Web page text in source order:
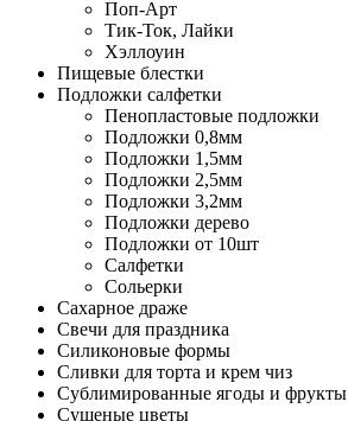
Поп-Арт
Тик-Ток, Лайки
Хэллоуин
Пищевые блестки
Подложки салфетки
Пенопластовые подложки
Подложки 0,8мм
Подложки 1,5мм
Подложки 2,5мм
Подложки 3,2мм
Подложки дерево
Подложки от 10шт
Салфетки
Сольерки
Сахарное драже
Свечи для праздника
Силиконовые формы
Сливки для торта и крем чиз
Сублимированные ягоды и фрукты
Сушеные цветы